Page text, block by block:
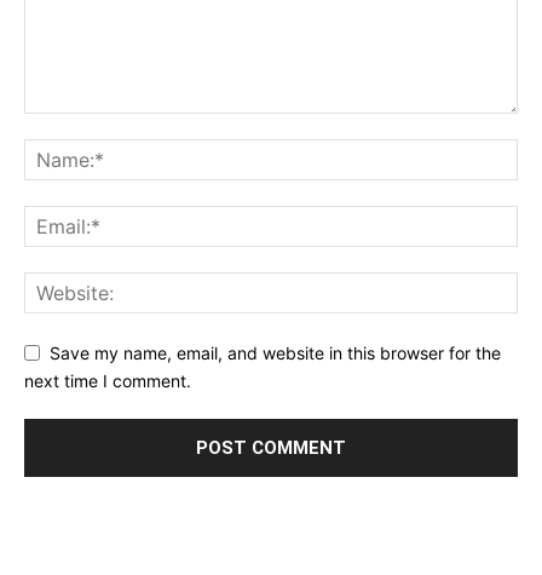
Save my name, email, and website in this browser for the
next time I comment.